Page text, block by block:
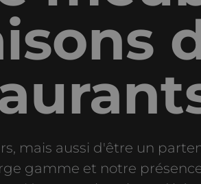
mais aussi d'être un
gamme et notre